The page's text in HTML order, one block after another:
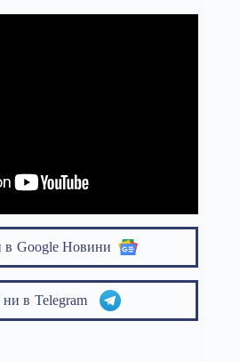
в Google Новини
ни в Telegram